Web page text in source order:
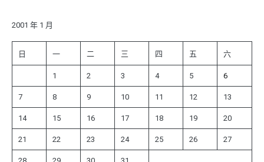
字:
2001 年 1 月
日 一 二 三 四 五 六
1 2 3 4 5 6
7 8 9 10 11 12 13
14 15 16 17 18 19 20
21 22 23 24 25 26 27